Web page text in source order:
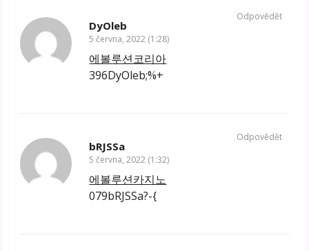
DyOleb
5 června, 2022 (1:28)
에볼루션코리아
396DyOleb;%+
Odpovědět
bRJSSa
5 června, 2022 (1:32)
에볼루션카지노
079bRJSSa?-{
Odpovědět